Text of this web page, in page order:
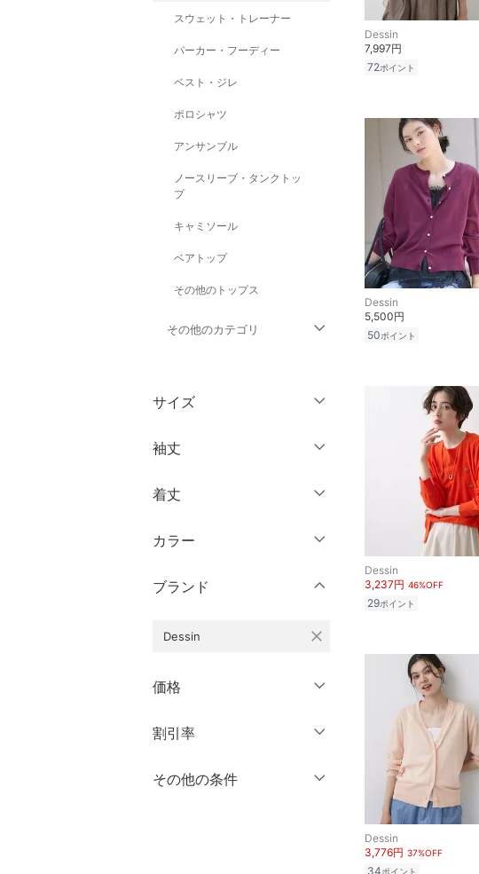
スウェット・トレーナー
パーカー・フーディー
ベスト・ジレ
ポロシャツ
アンサンブル
ノースリーブ・タンクトッ
プ
キャミソール
ベアトップ
その他のトップス
その他のカテゴリ
ワンピース・ドレス
スカート
オールインワン・オーバ
バッグ
シューズ・靴
インナー・ルームウェア
靴下・レッグウェア
サイズ
ウェア（S/M/L）
M
XL
袖丈
ノースリーブ
半袖
長袖
絞り込み
着丈
ショート丈
ミドル丈
カラー
クリア
ブランド
Dessin close
価格
絞り込み
割引率
％OFF～ ％OFF
その他の条件
Dessin
7,997円
72ポイント
Dessin
5,500円
50ポイント
Dessin
3,237円 46%OFF
29ポイント
Dessin
3,776円 37%OFF
34ポイント